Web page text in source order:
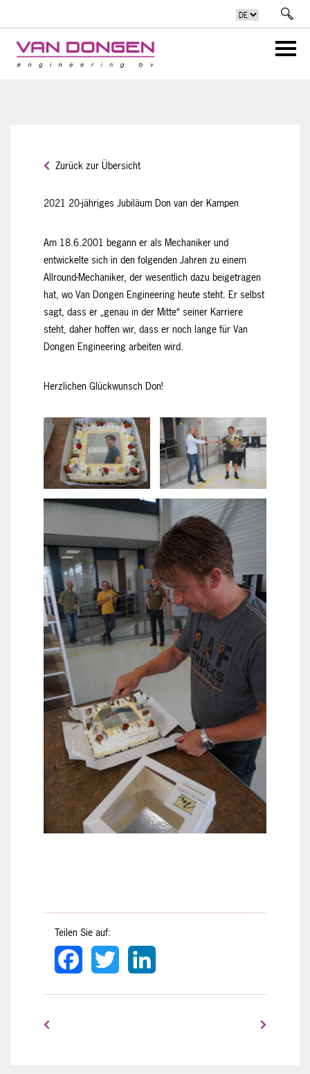
Zurück zur Übersicht
2021 20-jähriges Jubiläum Don van der Kampen
Am 18.6.2001 begann er als Mechaniker und
entwickelte sich in den folgenden Jahren zu einem
Allround-Mechaniker, der wesentlich dazu beigetragen
hat, wo Van Dongen Engineering heute steht. Er selbst
sagt, dass er „genau in der Mitte“ seiner Karriere
steht, daher hoffen wir, dass er noch lange für Van
Dongen Engineering arbeiten wird.
Herzlichen Glückwunsch Don!
Teilen Sie auf:
Facebook Twitter